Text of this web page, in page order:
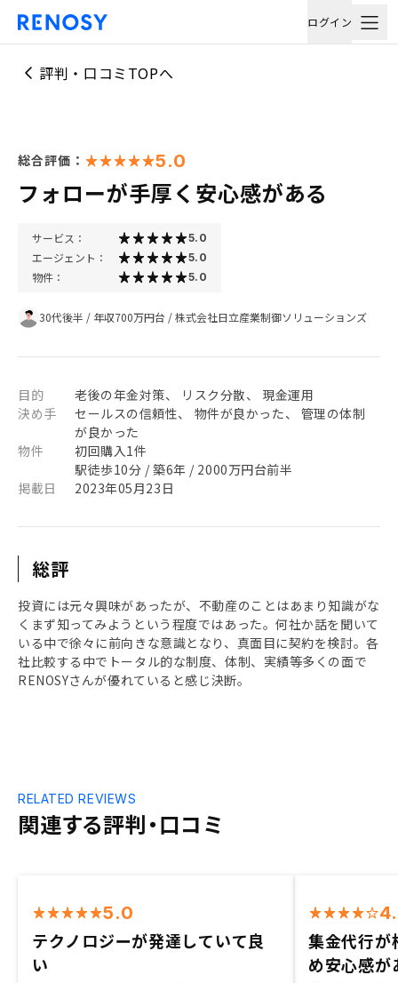
ログイン
評判・口コミTOPへ
総合評価： 5.0
フォローが手厚く安心感がある
サービス： 5.0
エージェント： 5.0
物件： 5.0
30代後半 / 年収700万円台 /株式会社日立産業制御ソリューションズ
目的
老後の年金対策、 リスク分散、 現金運用
決め手
セールスの信頼性、 物件が良かった、 管理の体制
が良かった
物件
初回購入1件
駅徒歩10分 / 築6年 / 2000万円台前半
掲載日
2023年05月23日
総評
投資には元々興味があったが、不動産のことはあまり知識がな
くまず知ってみようという程度ではあった。何社か話を聞いて
いる中で徐々に前向きな意識となり、真面目に契約を検討。各
社比較する中でトータル的な制度、体制、実績等多くの面で
RENOSYさんが優れていると感じ決断。
関連する評判・口コミ
RELATED REVIEWS
5.0
テクノロジーが発達していて良
い
集金代行が
め安心感が